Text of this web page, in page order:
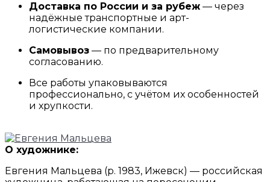
Доставка по России и за рубеж — через
надёжные транспортные и арт-
логистические компании.
Самовывоз — по предварительному
согласованию.
Все работы упаковываются
профессионально, с учётом их особенностей
и хрупкости.
О художнике:
Евгения Мальцева (р. 1983, Ижевск) — российская